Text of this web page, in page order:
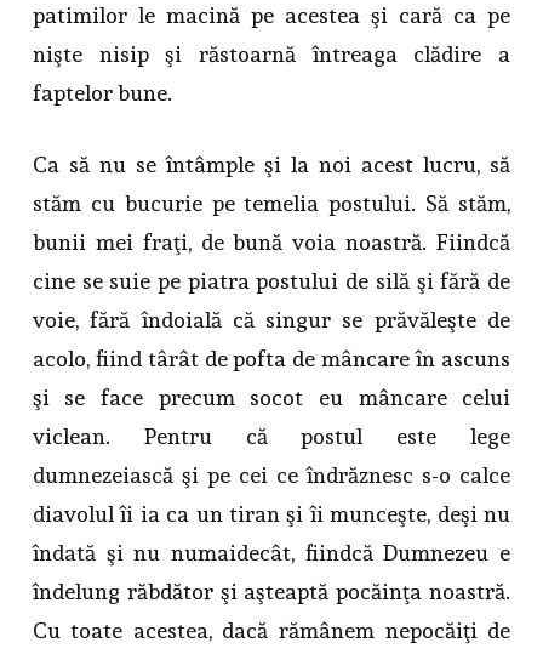
patimilor le macină pe acestea şi cară ca pe
nişte nisip şi răstoarnă întreaga clădire a
faptelor bune.
Ca să nu se întâmple şi la noi acest lucru, să
stăm cu bucurie pe temelia postului. Să stăm,
bunii mei fraţi, de bună voia noastră. Fiindcă
cine se suie pe piatra postului de silă şi fără de
voie, fără îndoială că singur se prăvăleşte de
acolo, fiind târât de pofta de mâncare în ascuns
şi se face precum socot eu mâncare celui
viclean. Pentru că postul este lege
dumnezeiască şi pe cei ce îndrăznesc s-o calce
diavolul îi ia ca un tiran şi îi munceşte, deşi nu
îndată şi nu numaidecât, fiindcă Dumnezeu e
îndelung răbdător şi aşteaptă pocăinţa noastră.
Cu toate acestea, dacă rămânem nepocăiţi de